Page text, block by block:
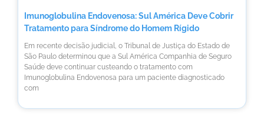
Imunoglobulina Endovenosa: Sul América Deve Cobrir
Tratamento para Síndrome do Homem Rígido
Em recente decisão judicial, o Tribunal de Justiça do Estado de
São Paulo determinou que a Sul América Companhia de Seguro
Saúde deve continuar custeando o tratamento com
Imunoglobulina Endovenosa para um paciente diagnosticado
com